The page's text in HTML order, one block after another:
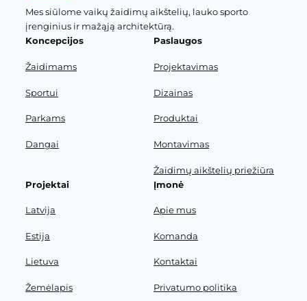
Mes siūlome vaikų žaidimų aikštelių, lauko sporto
įrenginius ir mažąją architektūrą.
Koncepcijos
Žaidimams
Sportui
Parkams
Dangai
Paslaugos
Projektavimas
Dizainas
Produktai
Montavimas
Žaidimų aikštelių priežiūra
Projektai
Latvija
Estija
Lietuva
Žemėlapis
Įmonė
Apie mus
Komanda
Kontaktai
Privatumo politika